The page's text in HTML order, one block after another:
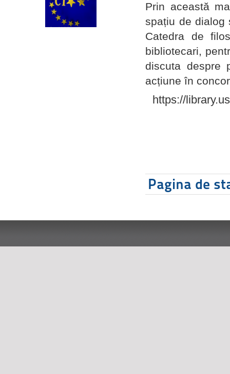
Prin această
spațiu de dialog
Catedra de
bibliotecari,
discuta despre
acțiune în
https://
Pagina de